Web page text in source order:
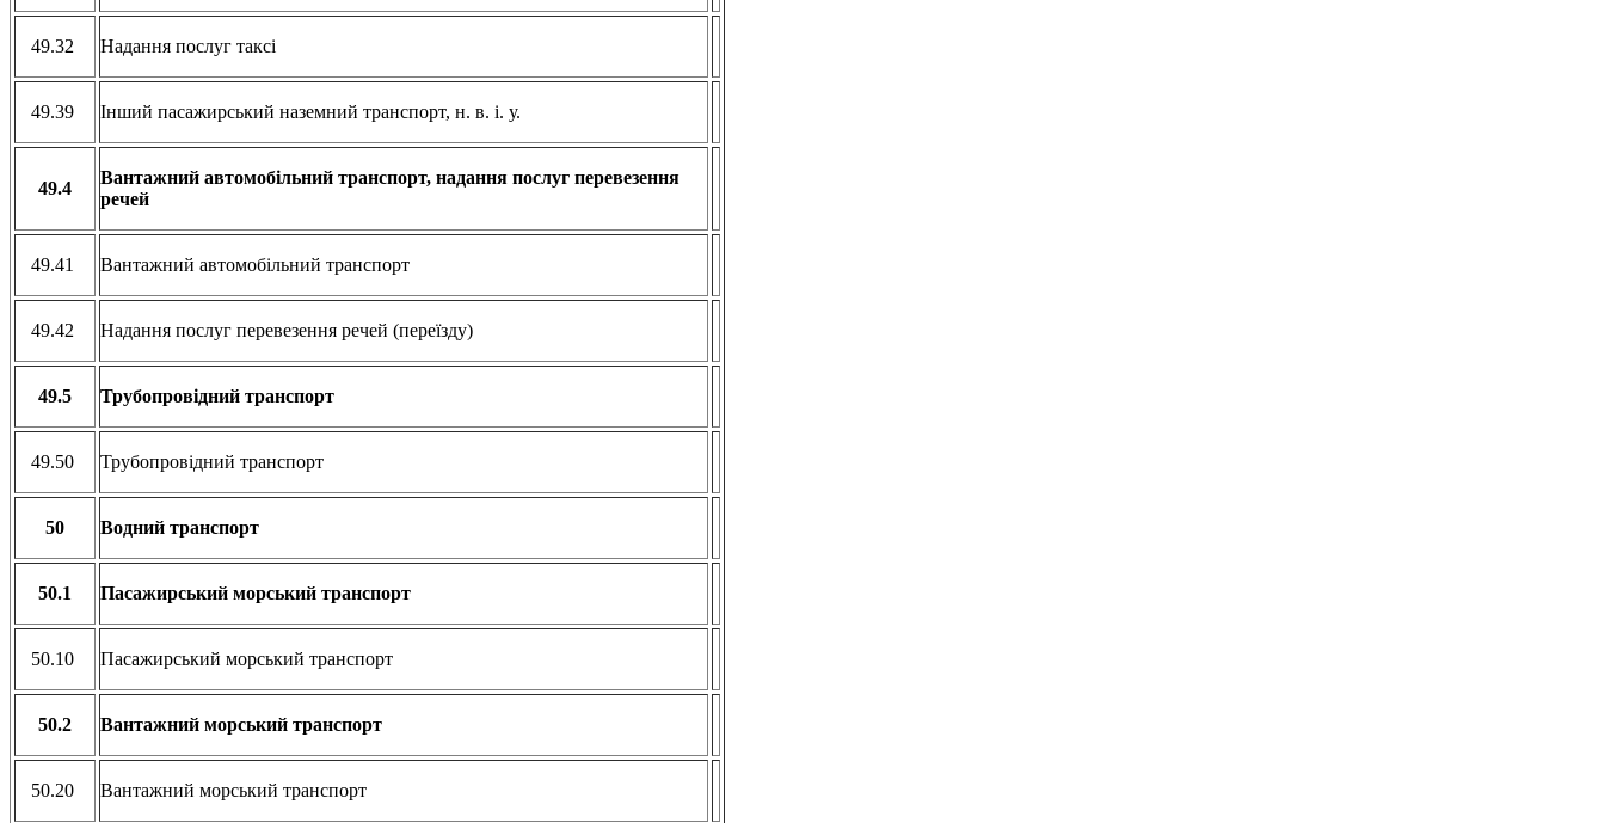
49.32 Надання послуг таксі
49.39 Інший пасажирський наземний транспорт, н. в. і. у.
49.4
Вантажний автомобільний транспорт, надання послуг перевезення
речей
49.41 Вантажний автомобільний транспорт
49.42 Надання послуг перевезення речей (переїзду)
49.5 Трубопровідний транспорт
49.50 Трубопровідний транспорт
50 Водний транспорт
50.1 Пасажирський морський транспорт
50.10 Пасажирський морський транспорт
50.2 Вантажний морський транспорт
50.20 Вантажний морський транспорт